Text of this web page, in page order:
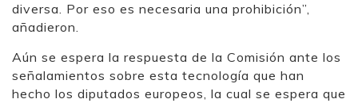
diversa. Por eso es necesaria una prohibición”,
añadieron.
Aún se espera la respuesta de la Comisión ante los
señalamientos sobre esta tecnología que han
hecho los diputados europeos, la cual se espera que